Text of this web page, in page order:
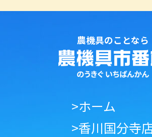
農機具のことなら
>ホーム
>香川国分寺